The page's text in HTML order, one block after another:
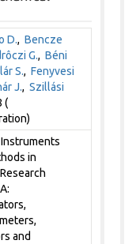
D.,Bencze
G.,Béni
S.,Fenyvesi
J.,Szillási
(
in
and